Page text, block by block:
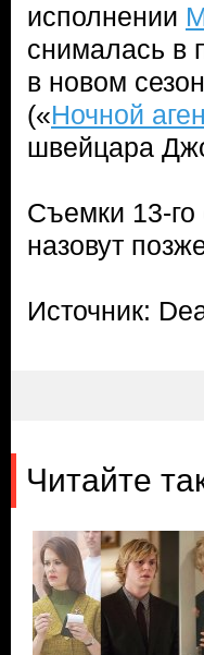
исполнении
снималась в
в новом
(«Ночной
швейцара
Съемки 13-
назовут
Источник:
Читайте